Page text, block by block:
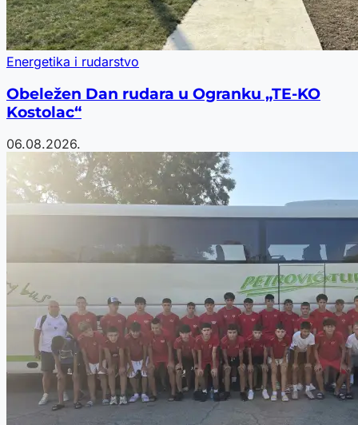
Energetika i rudarstvo
Obeležen Dan rudara u Ogranku „TE-KO
Kostolac“
06.08.2026.